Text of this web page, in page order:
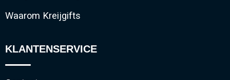
Waarom Kreijgifts
KLANTENSERVICE